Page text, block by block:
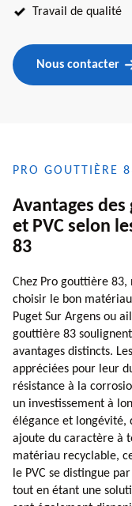
Travail de qualité
Nous contacter
PRO GOUTTIÈRE
Avantages
et PVC selon
83
Chez Pro gouttière
choisir le bon
Puget Sur Argens ou
gouttière 83
avantages distincts.
appréciées pour leur
résistance à la
un investissement à
élégance et longévité,
ajoute du caractère à
matériau recyclable,
le PVC se distingue
tout en étant une